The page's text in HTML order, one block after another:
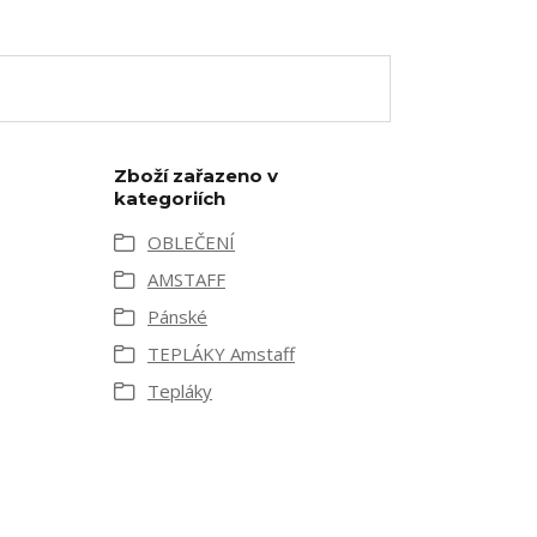
Zboží zařazeno v
kategoriích
OBLEČENÍ
AMSTAFF
Pánské
TEPLÁKY Amstaff
Tepláky